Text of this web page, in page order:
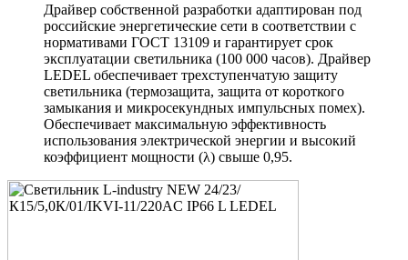
Драйвер собственной разработки адаптирован под
российские энергетические сети в соответствии с
нормативами ГОСТ 13109 и гарантирует срок
эксплуатации светильника (100 000 часов). Драйвер
LEDEL обеспечивает трехступенчатую защиту
светильника (термозащита, защита от короткого
замыкания и микросекундных импульсных помех).
Обеспечивает максимальную эффективность
использования электрической энергии и высокий
коэффициент мощности (λ) свыше 0,95.